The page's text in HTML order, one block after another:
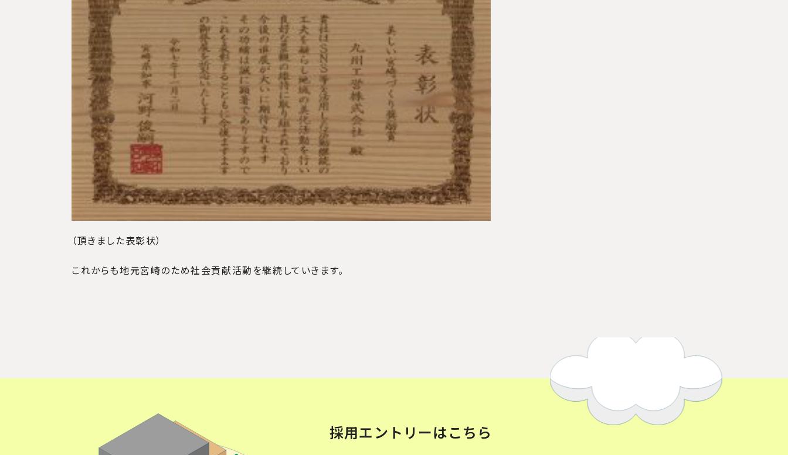
（頂きました表彰状）
これからも地元宮崎のため社会貢献活動を継続していきます。
採用エントリーはこちら